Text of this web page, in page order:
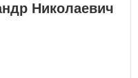
Николаевич